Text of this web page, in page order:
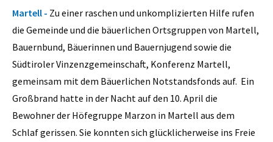
Martell - Zu einer raschen und unkomplizierten Hilfe rufen
die Gemeinde und die bäuerlichen Ortsgruppen von Martell,
Bauernbund, Bäuerinnen und Bauernjugend sowie die
Südtiroler Vinzenzgemeinschaft, Konferenz Martell,
gemeinsam mit dem Bäuerlichen Notstandsfonds auf. Ein
Großbrand hatte in der Nacht auf den 10. April die
Bewohner der Höfegruppe Marzon in Martell aus dem
Schlaf gerissen. Sie konnten sich glücklicherweise ins Freie